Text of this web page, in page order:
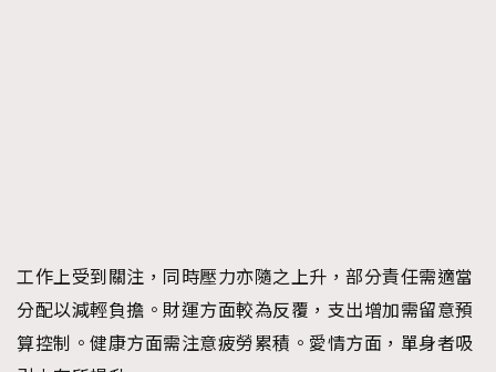
工作上受到關注，同時壓力亦隨之上升，部分責任需適當
分配以減輕負擔。財運方面較為反覆，支出增加需留意預
算控制。健康方面需注意疲勞累積。愛情方面，單身者吸